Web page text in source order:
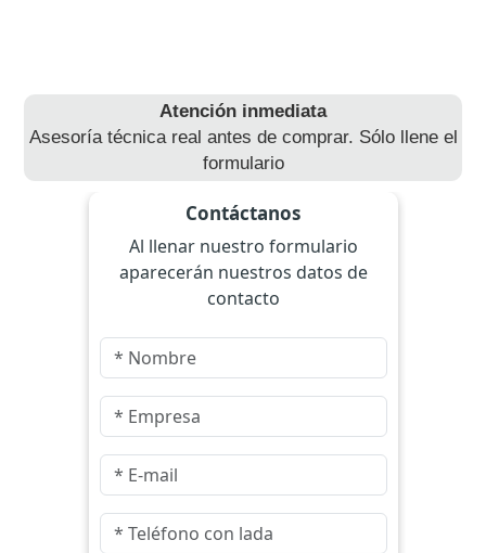
Atención inmediata
Asesoría técnica real antes de comprar. Sólo llene el
formulario